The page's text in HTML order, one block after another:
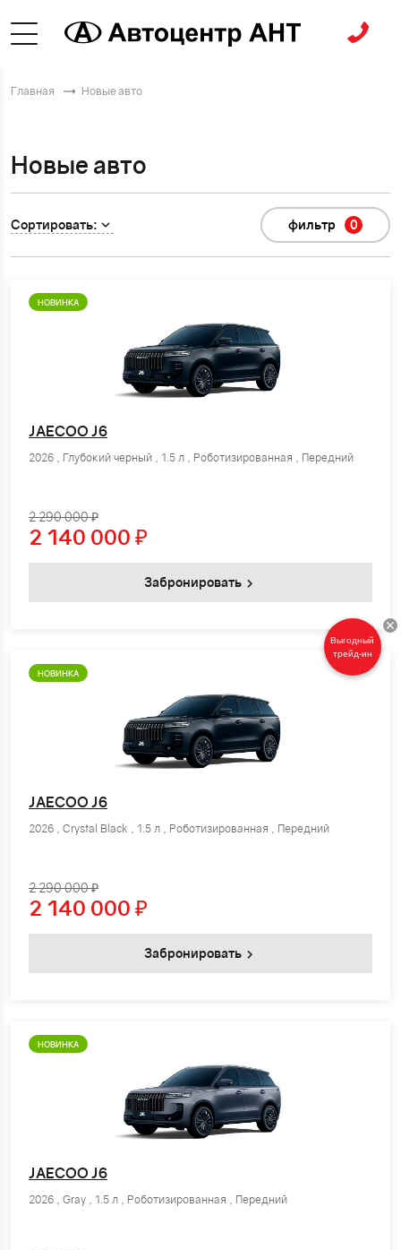
Главная Новые авто
Новые авто
Сортировать: фильтр 0
НОВИНКА
JAECOO J6
2026 , Глубокий черный , 1.5 л , Роботизированная , Передний
2 290 000 ₽
2 140 000 ₽
Забронировать
НОВИНКА
JAECOO J6
2026 , Crystal Black , 1.5 л , Роботизированная , Передний
2 290 000 ₽
2 140 000 ₽
Забронировать
НОВИНКА
JAECOO J6
2026 , Gray , 1.5 л , Роботизированная , Передний
Выгодный
трейд-ин